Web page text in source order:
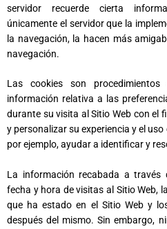
servidor recuerde cierta
únicamente el servidor que la
la navegación, la hacen más
navegación.
Las cookies son
información relativa a las
durante su visita al Sitio Web con el
y personalizar su experiencia y el
por ejemplo, ayudar a identificar y
La información recabada a través
fecha y hora de visitas al Sitio Web,
que ha estado en el Sitio Web y
después del mismo. Sin embargo,